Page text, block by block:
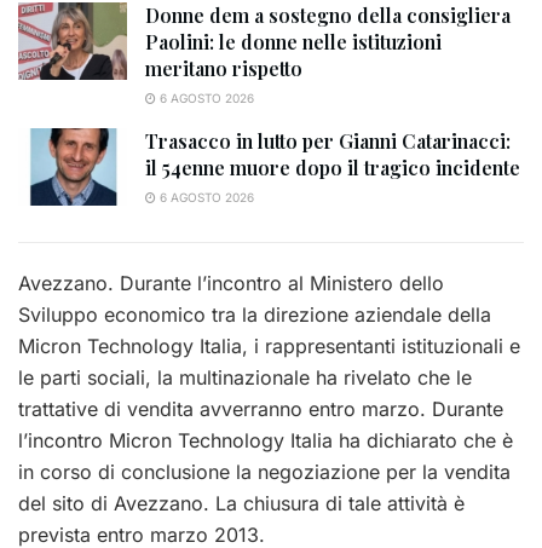
Donne dem a sostegno della consigliera
Paolini: le donne nelle istituzioni
meritano rispetto
6 AGOSTO 2026
Trasacco in lutto per Gianni Catarinacci:
il 54enne muore dopo il tragico incidente
6 AGOSTO 2026
Avezzano. Durante l’incontro al Ministero dello
Sviluppo economico tra la direzione aziendale della
Micron Technology Italia, i rappresentanti istituzionali e
le parti sociali, la multinazionale ha rivelato che le
trattative di vendita avverranno entro marzo. Durante
l’incontro Micron Technology Italia ha dichiarato che è
in corso di conclusione la negoziazione per la vendita
del sito di Avezzano. La chiusura di tale attività è
prevista entro marzo 2013.